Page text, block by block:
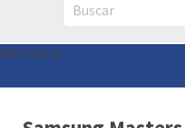
Buscar
Abrir menu
Você está aqui:
Samsung Masters II Brasil Classic